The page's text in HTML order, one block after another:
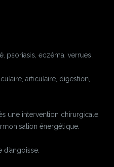
psoriasis, eczéma, verrues,
articulaire, digestion,
une intervention chirurgicale.
énergétique.
d’angoisse.